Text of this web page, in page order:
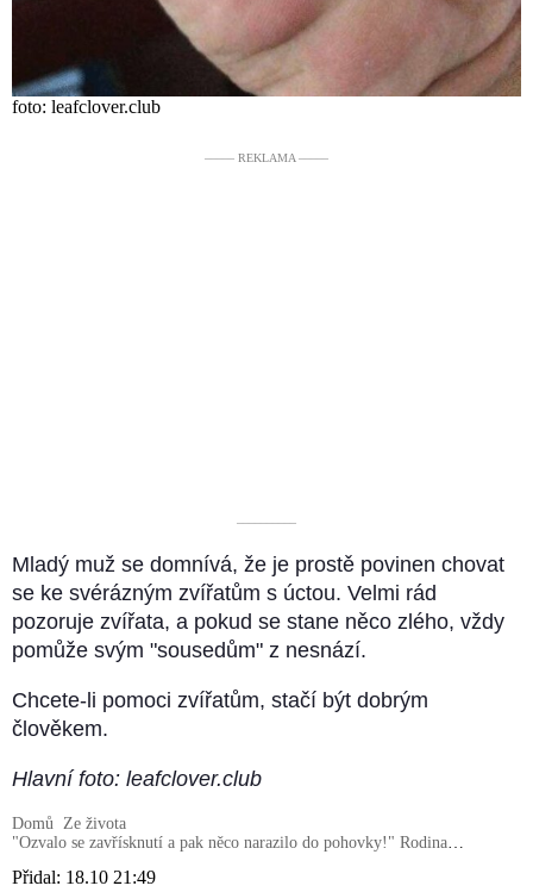
foto: leafclover.club
––––– REKLAMA –––––
––––––––––
Mladý muž se domnívá, že je prostě povinen chovat
se ke svérázným zvířatům s úctou. Velmi rád
pozoruje zvířata, a pokud se stane něco zlého, vždy
pomůže svým "sousedům" z nesnází.
Chcete-li pomoci zvířatům, stačí být dobrým
člověkem.
Hlavní foto: leafclover.club
Domů
Ze života
"Ozvalo se zavřísknutí a pak něco narazilo do pohovky!" Rodina
Přidal: 18.10 21:49